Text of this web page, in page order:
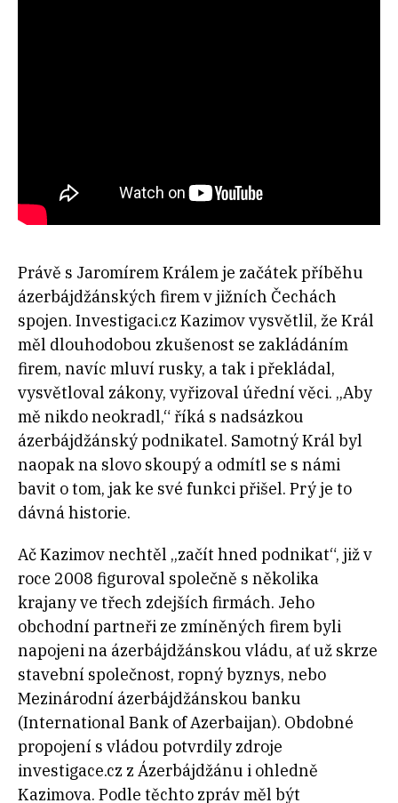
Právě s Jaromírem Králem je začátek příběhu
ázerbájdžánských firem v jižních Čechách
spojen. Investigaci.cz Kazimov vysvětlil, že Král
měl dlouhodobou zkušenost se zakládáním
firem, navíc mluví rusky, a tak i překládal,
vysvětloval zákony, vyřizoval úřední věci. „Aby
mě nikdo neokradl,“ říká s nadsázkou
ázerbájdžánský podnikatel. Samotný Král byl
naopak na slovo skoupý a odmítl se s námi
bavit o tom, jak ke své funkci přišel. Prý je to
dávná historie.
Ač Kazimov nechtěl „začít hned podnikat“, již v
roce 2008 figuroval společně s několika
krajany ve třech zdejších firmách. Jeho
obchodní partneři ze zmíněných firem byli
napojeni na ázerbájdžánskou vládu, ať už skrze
stavební společnost, ropný byznys, nebo
Mezinárodní ázerbájdžánskou banku
(International Bank of Azerbaijan). Obdobné
propojení s vládou potvrdily zdroje
investigace.cz z Ázerbájdžánu i ohledně
Kazimova. Podle těchto zpráv měl být